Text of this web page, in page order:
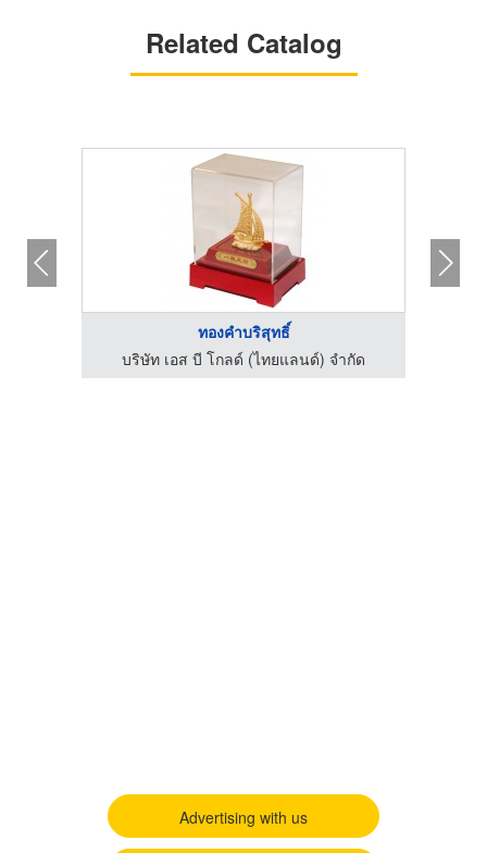
Related Catalog
ทองคำบริสุทธิ์
บริษัท เอส บี โกลด์ (ไทยแลนด์) จำกัด
Advertising with us